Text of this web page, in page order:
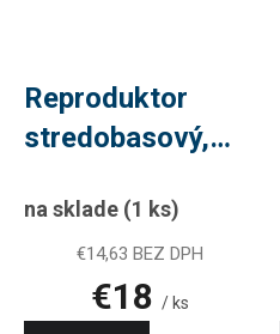
Reproduktor
stredobasový,
25W, 8 Ohm, PLU
RE206
na sklade (1 ks)
€14,63 BEZ DPH
€18 / ks